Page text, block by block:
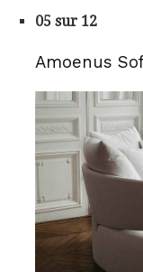
05 sur 12
Amoenus